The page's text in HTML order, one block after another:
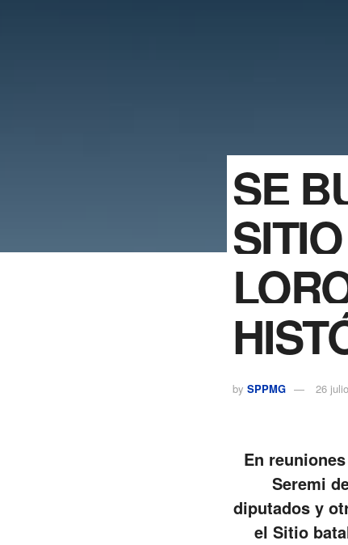
SE
by SPPMG 26
En
Seremi
diputados y
el Sitio